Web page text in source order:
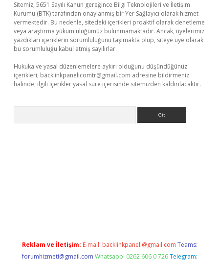
Sitemiz, 5651 Sayılı Kanun gereğince Bilgi Teknolojileri ve İletişim
Kurumu (BTK) tarafından onaylanmış bir Yer Sağlayıcı olarak hizmet
vermektedir. Bu nedenle, sitedeki içerikleri proaktif olarak denetleme
veya araştırma yükümlülüğümüz bulunmamaktadır. Ancak, üyelerimiz
yazdıkları içeriklerin sorumluluğunu taşımakta olup, siteye üye olarak
bu sorumluluğu kabul etmiş sayılırlar.
Hukuka ve yasal düzenlemelere aykırı olduğunu düşündüğünüz
içerikleri, backlinkpanelicomtr@gmail.com adresine bildirmeniz
halinde, ilgili içerikler yasal süre içerisinde sitemizden kaldırılacaktır.
Reklam ve İletişim: E-mail: backlinkpaneli@gmail.com Teams:
forumhizmeti@gmail.com Whatsapp: 0262 606 0 726 Telegram: